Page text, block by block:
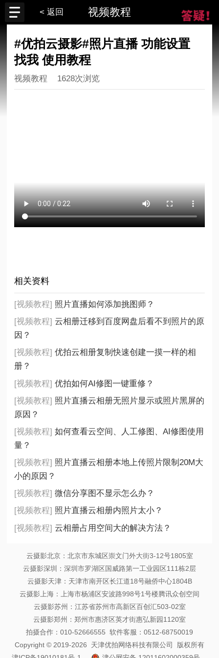
< 返回 视频教程
#优拍云摄影#照片直播 功能设置
找我 使用教程
视频教程 1628次浏览
相关资料
[视频教程] 照片直播如何添加挑图师？
[视频教程] 云相册迁移到百度网盘后看不到照片的原
因？
[视频教程] 优拍云相册复制快速创建一摸一样的相
册？
[视频教程] 优拍如何AI修图一键重修？
[视频教程] 照片直播云相册无照片显示或照片黑屏的
原因？
[视频教程] 如何查看云空间、人工修图、AI修图使用
量？
[视频教程] 照片直播云相册本地上传照片限制20M大
小的原因？
[视频教程] 微信分享图不显示怎么办？
[视频教程] 照片直播云相册内照片太小？
[视频教程] 云相册占用空间大的解决方法？
云摄影北京：北京市东城区崇文门外大街3-12号1805室
云摄影深圳：深圳市罗湖区国威路第一工业园区111栋2层
云摄影天津：天津市南开区长江道18号融侨中心1804B
云摄影上海：上海市杨浦区安波路998号1号楼腾讯众创空间
云摄影苏州：江苏省苏州市高新区百创汇503-02室
云摄影郑州：郑州市惠济区英才街惠弘新园1120室
拍摄合作：010-52666555 软件客服：0512-68750019
Copyright © 2019-2026 天津优拍网络科技有限公司 版权所有